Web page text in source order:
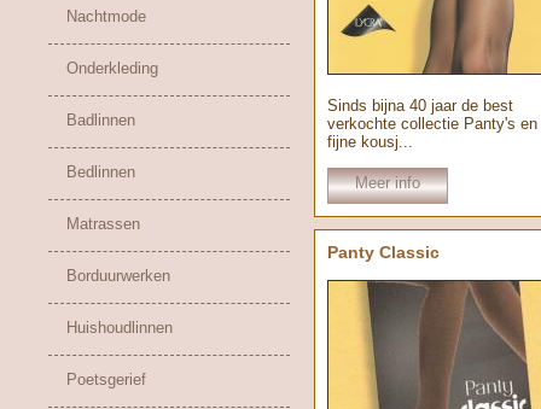
Nachtmode
Onderkleding
Badlinnen
Bedlinnen
Matrassen
Borduurwerken
Huishoudlinnen
Poetsgerief
Sinds bijna 40 jaar de best
verkochte collectie Panty's en
fijne kousj...
Meer info
Panty Classic